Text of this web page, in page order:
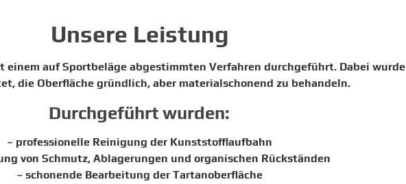
Unsere Leistung
einem auf Sportbeläge abgestimmten Verfahren durchgeführt. Dabei wurde
die Oberfläche gründlich, aber materialschonend zu behandeln.
Durchgeführt wurden:
– professionelle Reinigung der Kunststofflaufbahn
von Schmutz, Ablagerungen und organischen Rückständen
– schonende Bearbeitung der Tartanoberfläche